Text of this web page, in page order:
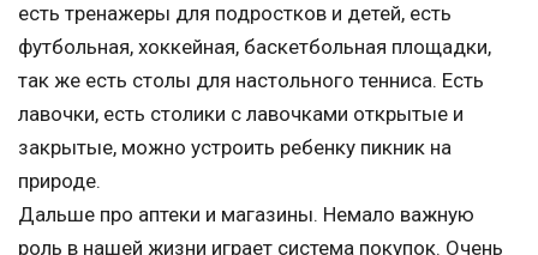
есть тренажеры для подростков и детей, есть
футбольная, хоккейная, баскетбольная площадки,
так же есть столы для настольного тенниса. Есть
лавочки, есть столики с лавочками открытые и
закрытые, можно устроить ребенку пикник на
природе.
Дальше про аптеки и магазины. Немало важную
роль в нашей жизни играет система покупок. Очень